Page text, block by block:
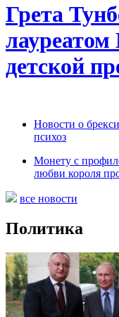
Грета
детской
Новости о
психоз
Монету с
любви короля
все новости
Политика